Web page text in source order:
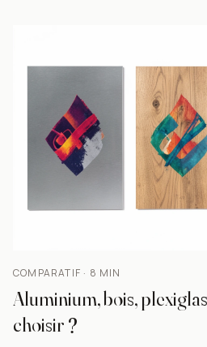
COMPARATIF · 8 MIN
Aluminium, bois,
choisir ?